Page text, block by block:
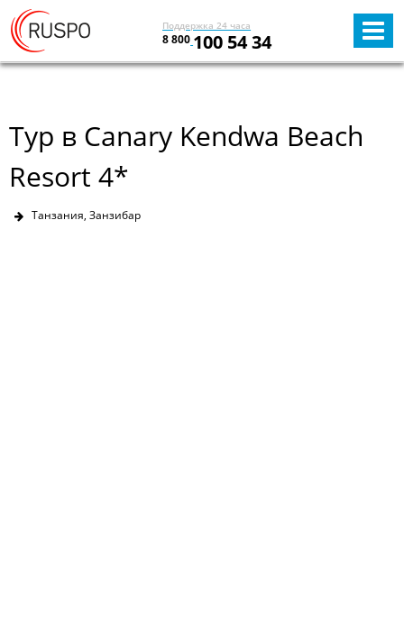
Поддержка 24 часа
8 800 100 54 34
Тур в Canary Kendwa Beach
Resort 4*
Танзания, Занзибар